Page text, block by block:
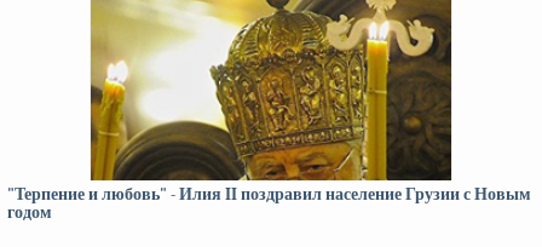
"Терпение и любовь" - Илия II поздравил население Грузии с Новым
годом